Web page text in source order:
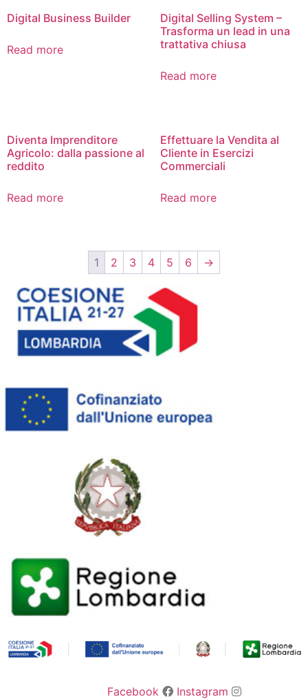
Digital Business Builder
Read more
Digital Selling System –
Trasforma un lead in una
trattativa chiusa
Read more
Diventa Imprenditore
Agricolo: dalla passione al
reddito
Read more
Effettuare la Vendita al
Cliente in Esercizi
Commerciali
Read more
1 2 3 4 5 6 →
Facebook Instagram